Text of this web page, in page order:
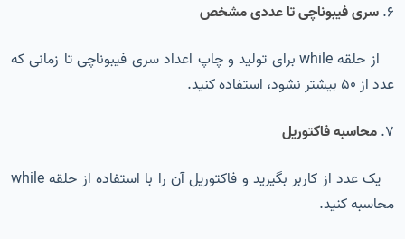
6. سری فیبوناچی تا عددی مشخص
از حلقه while برای تولید و چاپ اعداد سری فیبوناچی تا زمانی که
عدد از 50 بیشتر نشود، استفاده کنید.
7. محاسبه فاکتوریل
یک عدد از کاربر بگیرید و فاکتوریل آن را با استفاده از حلقه while
محاسبه کنید.